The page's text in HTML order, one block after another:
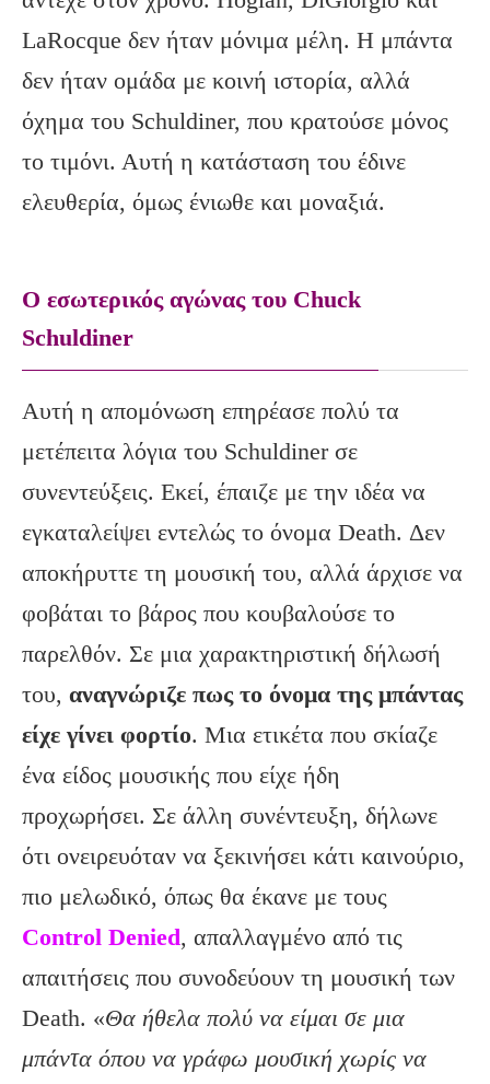
LaRocque δεν ήταν μόνιμα μέλη. Η μπάντα
δεν ήταν ομάδα με κοινή ιστορία, αλλά
όχημα του Schuldiner, που κρατούσε μόνος
το τιμόνι. Αυτή η κατάσταση του έδινε
ελευθερία, όμως ένιωθε και μοναξιά.
Ο εσωτερικός αγώνας του Chuck
Schuldiner
Αυτή η απομόνωση επηρέασε πολύ τα
μετέπειτα λόγια του Schuldiner σε
συνεντεύξεις. Εκεί, έπαιζε με την ιδέα να
εγκαταλείψει εντελώς το όνομα Death. Δεν
αποκήρυττε τη μουσική του, αλλά άρχισε να
φοβάται το βάρος που κουβαλούσε το
παρελθόν. Σε μια χαρακτηριστική δήλωσή
του, αναγνώριζε πως το όνομα της μπάντας
είχε γίνει φορτίο. Μια ετικέτα που σκίαζε
ένα είδος μουσικής που είχε ήδη
προχωρήσει. Σε άλλη συνέντευξη, δήλωνε
ότι ονειρευόταν να ξεκινήσει κάτι καινούριο,
πιο μελωδικό, όπως θα έκανε με τους
Control Denied, απαλλαγμένο από τις
απαιτήσεις που συνοδεύουν τη μουσική των
Death. «Θα ήθελα πολύ να είμαι σε μια
μπάντα όπου να γράφω μουσική χωρίς να